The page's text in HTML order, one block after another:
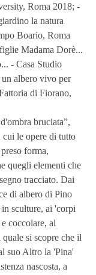
Roma 2018; -
la natura
Boario, Roma
Madama Dorè...
- Casa Studio
un albero vivo per
di Fiorano,
bruciata”,
le opere di tutto
forma,
quegli elementi che
tracciato. Dai
di albero di Pino
sculture, ai 'corpi
coccolare, al
si scopre che il
suo Altro la 'Pina'
nascosta, a